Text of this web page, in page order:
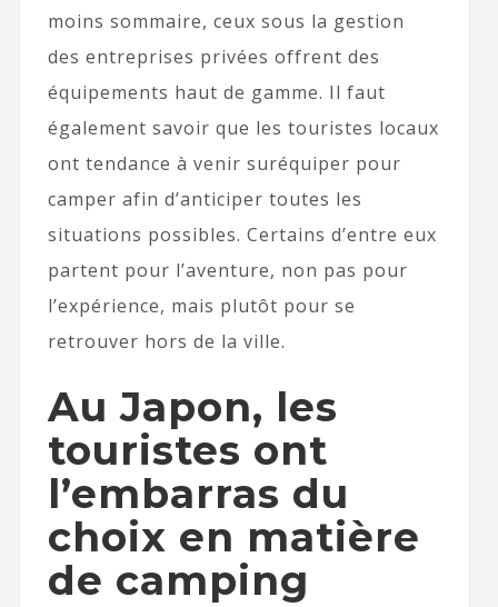
moins sommaire, ceux sous la gestion
des entreprises privées offrent des
équipements haut de gamme. Il faut
également savoir que les touristes locaux
ont tendance à venir suréquiper pour
camper afin d’anticiper toutes les
situations possibles. Certains d’entre eux
partent pour l’aventure, non pas pour
l’expérience, mais plutôt pour se
retrouver hors de la ville.
Au Japon, les
touristes ont
l’embarras du
choix en matière
de camping